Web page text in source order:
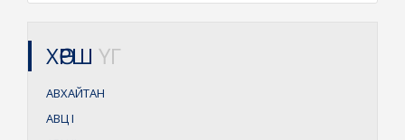
ХӨРШ ҮГ
АВХАЙТАН
АВЦI